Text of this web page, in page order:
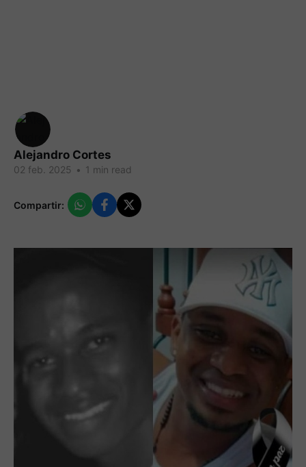
Alejandro Cortes
02 feb. 2025 • 1 min read
Compartir: